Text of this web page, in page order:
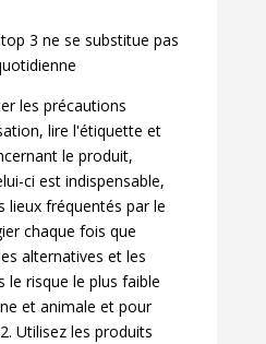
3 ne se substitue pas
les précautions
lire l'étiquette et
le produit,
ci est indispensable,
lieux fréquentés par le
chaque fois que
alternatives et les
le risque le plus faible
et animale et pour
Utilisez les produits